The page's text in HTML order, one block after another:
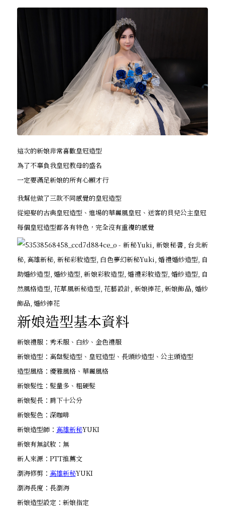
這次的新娘非常喜歡皇冠造型
為了不辜負我皇冠教母的盛名
一定要滿足新娘的所有心願才行
我幫他做了三款不同感覺的皇冠造型
從迎娶的古典皇冠造型、進場的華麗風皇冠、送客的貝兒公主皇冠
每個皇冠造型都各有特色，完全沒有重複的感覺
新娘造型基本資料
新娘禮服：秀禾服、白紗、金色禮服
新娘造型：高盤髮造型、皇冠造型、長頭紗造型、公主頭造型
造型風格：優雅風格、華麗風格
新娘髮性：髮量多、粗硬髮
新娘髮長：肩下十公分
新娘髮色：深咖啡
新娘造型師： 高雄新秘YUKI
新娘有無試妝：無
新人來源：PTT推薦文
瀏海修剪： 高雄新秘YUKI
瀏海長度：長瀏海
新娘造型設定：新娘指定